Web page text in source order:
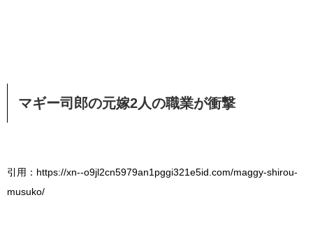
マギー司郎の元嫁2人の職業が衝撃
引用：https://xn--o9jl2cn5979an1pggi321e5id.com/maggy-shirou-
musuko/